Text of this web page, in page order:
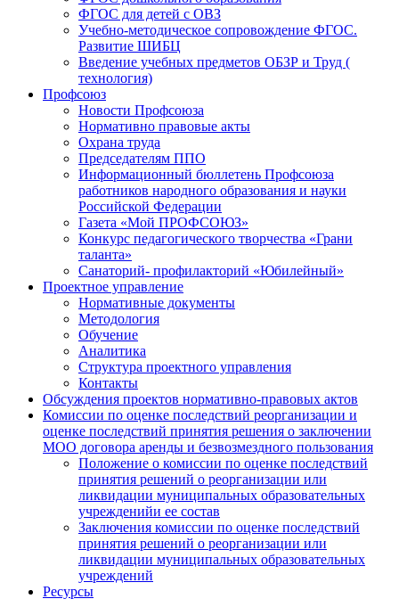
ФГОС для детей с ОВЗ
Учебно-методическое сопровождение ФГОС.
Развитие ШИБЦ
Введение учебных предметов ОБЗР и Труд (
технология)
Профсоюз
Новости Профсоюза
Нормативно правовые акты
Охрана труда
Председателям ППО
Информационный бюллетень Профсоюза
работников народного образования и науки
Российской Федерации
Газета «Мой ПРОФСОЮЗ»
Конкурс педагогического творчества «Грани
таланта»
Санаторий- профилакторий «Юбилейный»
Проектное управление
Нормативные документы
Методология
Обучение
Аналитика
Структура проектного управления
Контакты
Обсуждения проектов нормативно-правовых актов
Комиссии по оценке последствий реорганизации и
оценке последствий принятия решения о заключении
МОО договора аренды и безвозмездного пользования
Положение о комиссии по оценке последствий
принятия решений о реорганизации или
ликвидации муниципальных образовательных
учрежденийи ее состав
Заключения комиссии по оценке последствий
принятия решений о реорганизации или
ликвидации муниципальных образовательных
учреждений
Ресурсы